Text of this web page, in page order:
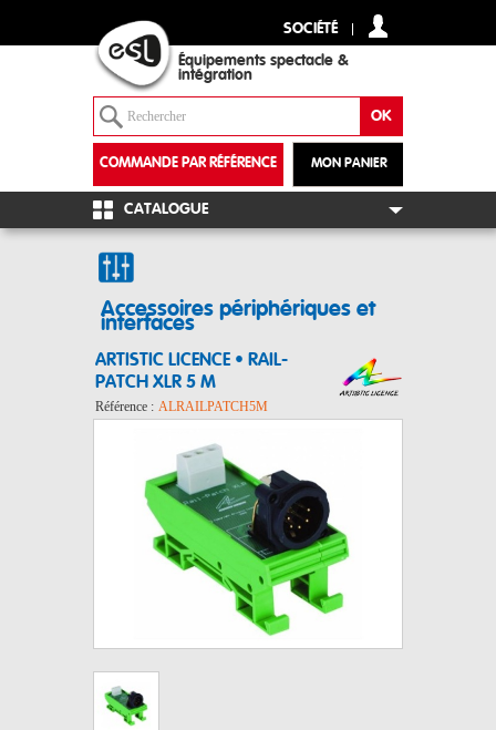
SOCIÉTÉ
Équipements spectacle &
intégration
MON PANIER
COMMANDE PAR RÉFÉRENCE
+
CATALOGUE
Accessoires périphériques et
interfaces
ARTISTIC LICENCE • RAIL-
PATCH XLR 5 M
Référence : ALRAILPATCH5M